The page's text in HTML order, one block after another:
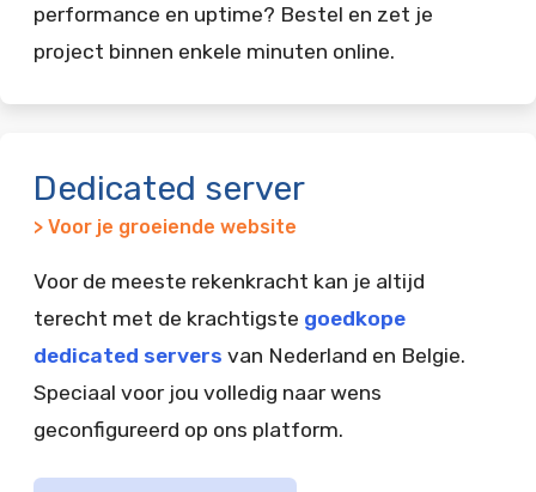
performance en uptime? Bestel en zet je
project binnen enkele minuten online.
Dedicated server
> Voor je groeiende website
Voor de meeste rekenkracht kan je altijd
terecht met de krachtigste goedkope
dedicated servers van Nederland en Belgie.
Speciaal voor jou volledig naar wens
geconfigureerd op ons platform.